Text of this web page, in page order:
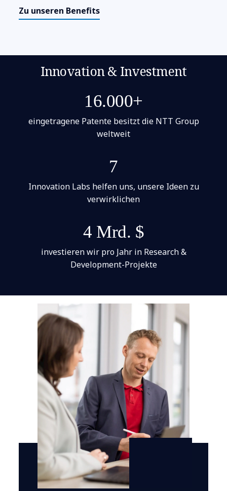
Zu unseren Benefits
Innovation & Investment
16.000+
eingetragene Patente besitzt die NTT Group
weltweit
7
Innovation Labs helfen uns, unsere Ideen zu
verwirklichen
4 Mrd. $
investieren wir pro Jahr in Research &
Development-Projekte